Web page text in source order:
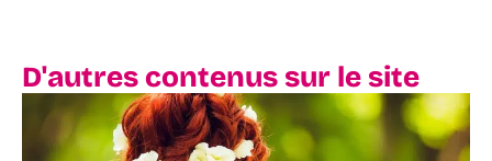
D'autres contenus sur le site